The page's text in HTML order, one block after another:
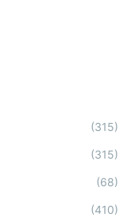
(315)
(315)
(68)
(410)